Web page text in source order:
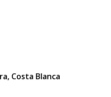
Costa Blanca